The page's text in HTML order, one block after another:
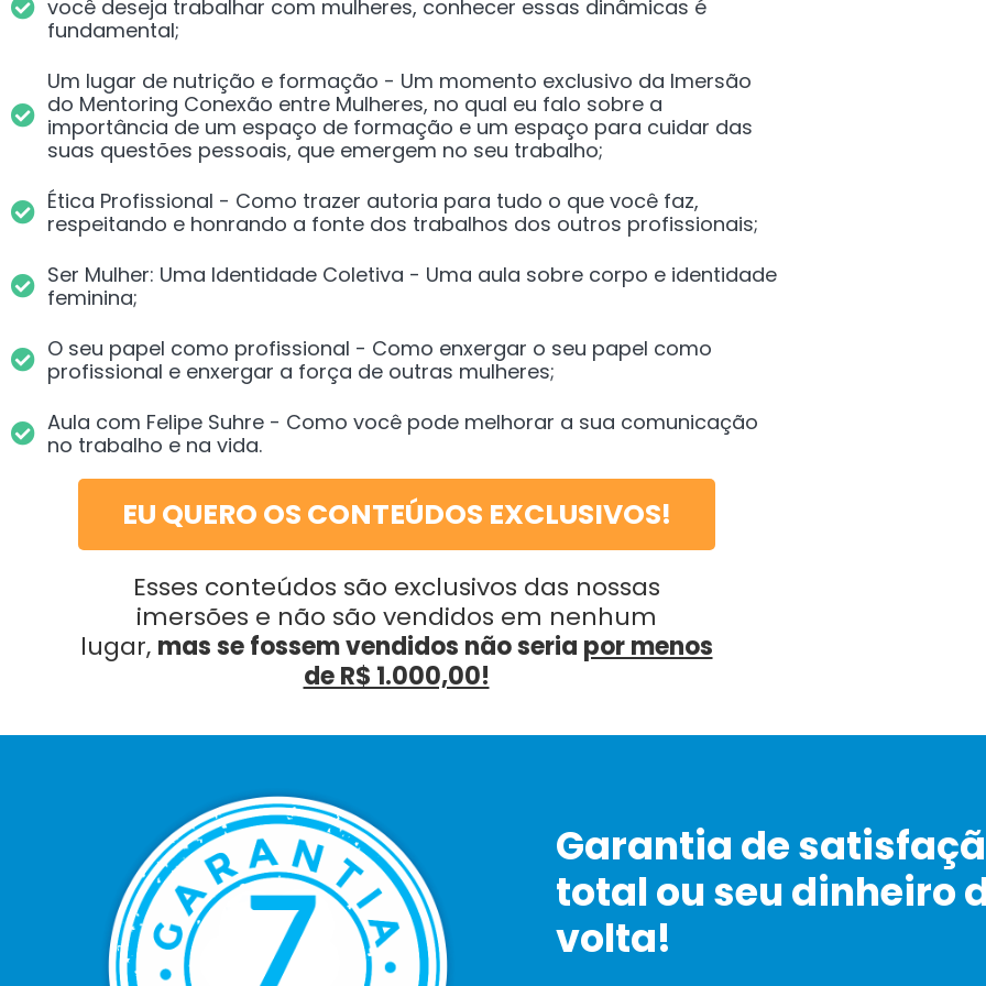
você deseja trabalhar com mulheres, conhecer essas dinâmicas é
fundamental;
​Um lugar de nutrição e formação - Um momento exclusivo da Imersão
do Mentoring Conexão entre Mulheres, no qual eu falo sobre a
importância de um espaço de formação e um espaço para cuidar das
suas questões pessoais, que emergem no seu trabalho;
Ética Profissional - Como trazer autoria para tudo o que você faz,
respeitando e honrando a fonte dos trabalhos dos outros profissionais;
Ser Mulher: Uma Identidade Coletiva - Uma aula sobre corpo e identidade
feminina;
O seu papel como profissional - Como enxergar o seu papel como
profissional e enxergar a força de outras mulheres;
Aula com Felipe Suhre - Como você pode melhorar a sua comunicação
no trabalho e na vida.
EU QUERO OS CONTEÚDOS EXCLUSIVOS!
Esses conteúdos são exclusivos das nossas
imersões e não são vendidos em nenhum
lugar, mas se fossem vendidos não seria por menos
de R$ 1.000,00!
Garantia de
total ou seu dinheiro
volta!